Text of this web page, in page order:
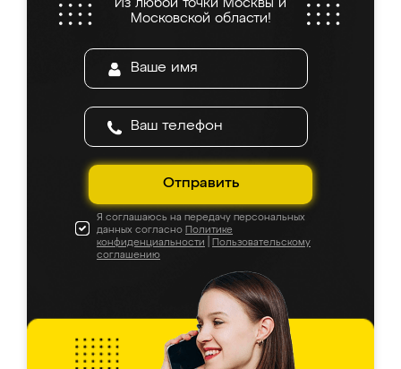
Из любой точки Москвы и
Московской области!
Отправить
Я соглашаюсь на передачу персональных
данных согласно Политике
конфиденциальности
Пользовательскому
соглашению